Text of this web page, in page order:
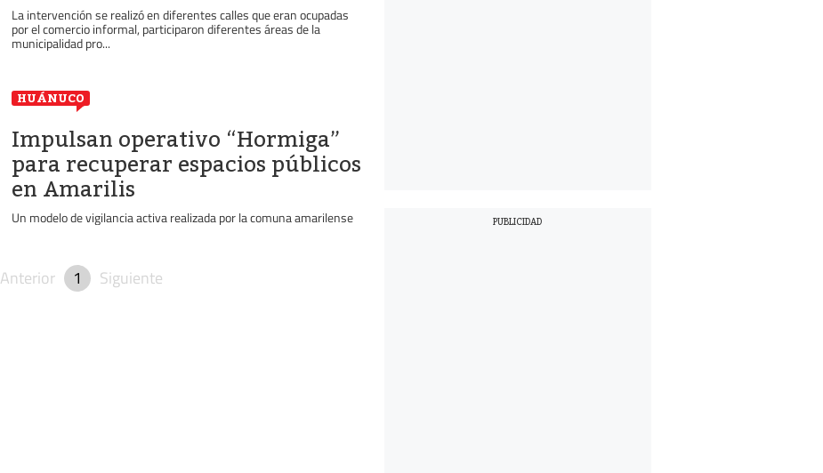
La intervención se realizó en diferentes calles que eran ocupadas
por el comercio informal, participaron diferentes áreas de la
municipalidad pro...
HUÁNUCO
Impulsan operativo “Hormiga”
para recuperar espacios públicos
en Amarilis
Un modelo de vigilancia activa realizada por la comuna amarilense
Anterior 1 Siguiente